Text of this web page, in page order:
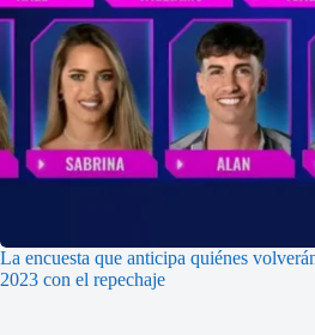
La encuesta que anticipa quiénes
2023 con el repechaje